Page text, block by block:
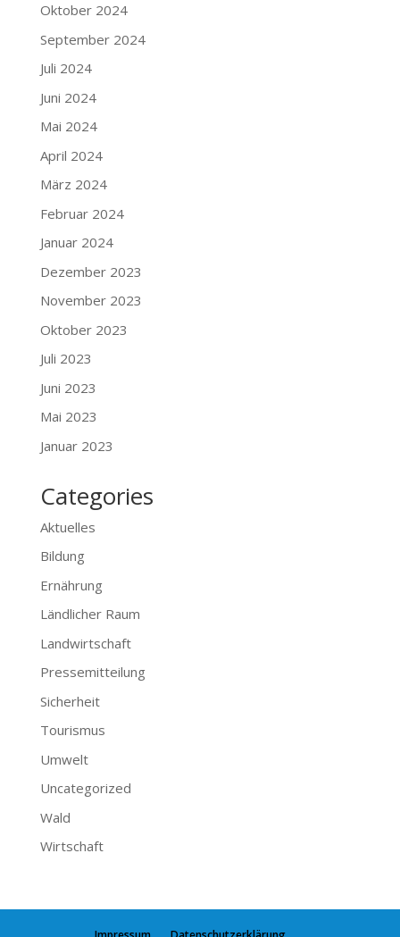
Oktober 2024
September 2024
Juli 2024
Juni 2024
Mai 2024
April 2024
März 2024
Februar 2024
Januar 2024
Dezember 2023
November 2023
Oktober 2023
Juli 2023
Juni 2023
Mai 2023
Januar 2023
Categories
Aktuelles
Bildung
Ernährung
Ländlicher Raum
Landwirtschaft
Pressemitteilung
Sicherheit
Tourismus
Umwelt
Uncategorized
Wald
Wirtschaft